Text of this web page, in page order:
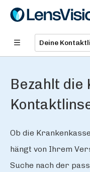
Bezahlt die
Ob die
hängt von Ihrem
Suche nach der